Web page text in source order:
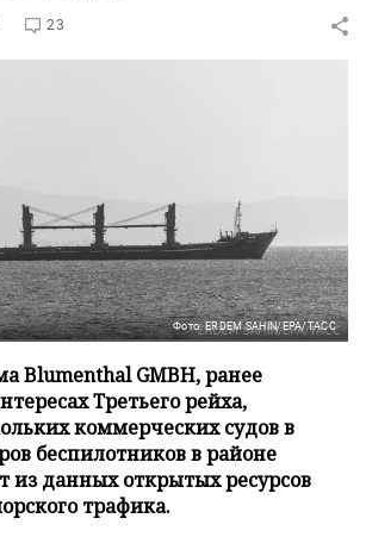
23
Фото: ERDEM SAHIN/EPA/ТАСС
Blumenthal GMBH, ранее
Третьего рейха,
коммерческих судов в
беспилотников в районе
из данных открытых ресурсов
трафика.